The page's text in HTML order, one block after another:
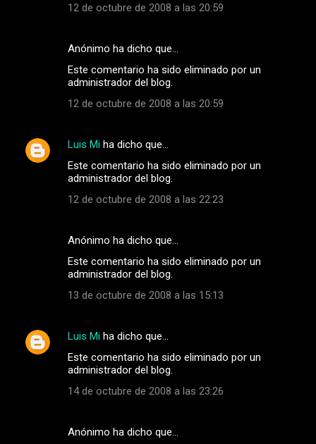
12 de octubre de 2008 a las 20:59
Anónimo ha dicho que…
Este comentario ha sido eliminado por un
administrador del blog.
12 de octubre de 2008 a las 20:59
Luis Mi ha dicho que…
Este comentario ha sido eliminado por un
administrador del blog.
12 de octubre de 2008 a las 22:23
Anónimo ha dicho que…
Este comentario ha sido eliminado por un
administrador del blog.
13 de octubre de 2008 a las 15:13
Luis Mi ha dicho que…
Este comentario ha sido eliminado por un
administrador del blog.
14 de octubre de 2008 a las 23:26
Anónimo ha dicho que…